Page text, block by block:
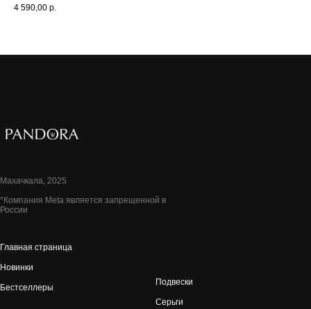
4 590,00 р.
Махачкала, 2025
*Компания Meta является запрещенной в
России
Главная страница
Новинки
Бестселлеры
Подвески
Серьги